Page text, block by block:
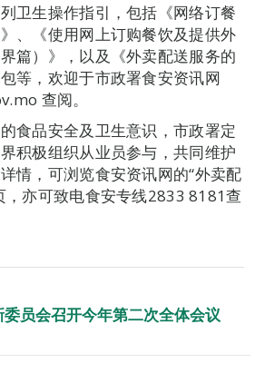
卫生操作指引，包括《网络订餐
、《使用网上订购餐饮及提供外
篇）》，以及《外卖配送服务的
等，欢迎于市政署食安资讯网
查阅。
食品安全及卫生意识，市政署定
积极组织从业员参与，共同维护
情，可浏览食安资讯网的“外卖配
，亦可致电食安专线2833 8181查
员会召开今年第二次全体会议